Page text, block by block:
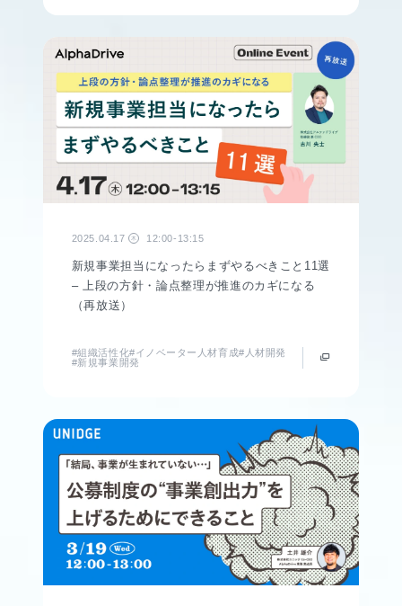
2025.04.17 木 12:00-13:15
新規事業担当になったらまずやるべきこと11選
– 上段の方針・論点整理が推進のカギになる
（再放送）
#組織活性化#イノベーター人材育成#人材開発
#新規事業開発